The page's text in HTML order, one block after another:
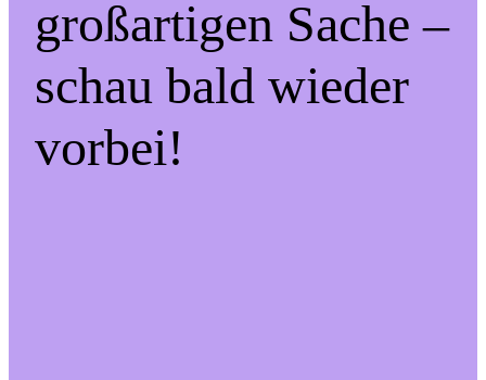
großartigen Sache –
schau bald wieder
vorbei!